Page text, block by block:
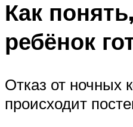
Как
ребёнок
Отказ от ночных
происходит